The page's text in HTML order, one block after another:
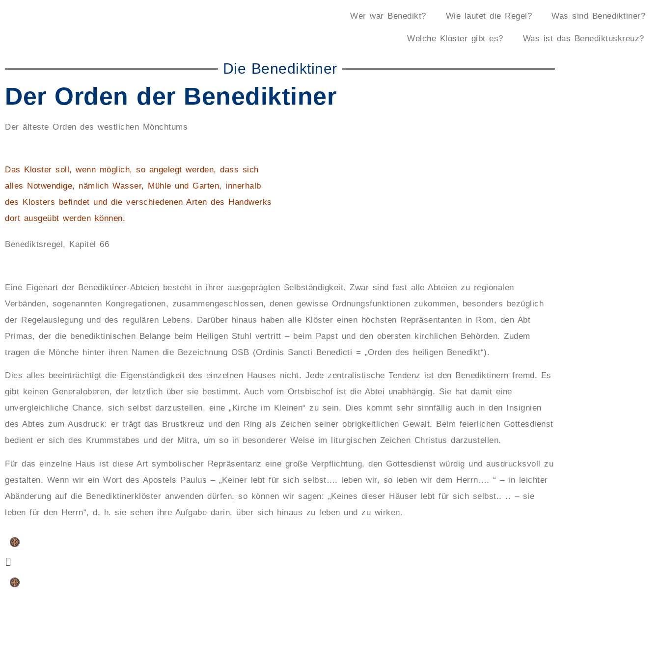
Wer war Benedikt? Wie lautet die Regel? Was sind Benediktiner?
Welche Klöster gibt es? Was ist das Benediktuskreuz?
Die Benediktiner
Der Orden der Benediktiner
Der älteste Orden des westlichen Mönchtums
Das Kloster soll, wenn möglich, so angelegt werden, dass sich
alles Notwendige, nämlich Wasser, Mühle und Garten, innerhalb
des Klosters befindet und die verschiedenen Arten des Handwerks
dort ausgeübt werden können.
Benediktsregel, Kapitel 66
Eine Eigenart der Benediktiner-Abteien besteht in ihrer ausgeprägten Selbständigkeit. Zwar sind fast alle Abteien zu regionalen
Verbänden, sogenannten Kongregationen, zusammengeschlossen, denen gewisse Ordnungsfunktionen zukommen, besonders bezüglich
der Regelauslegung und des regulären Lebens. Darüber hinaus haben alle Klöster einen höchsten Repräsentanten in Rom, den Abt
Primas, der die benediktinischen Belange beim Heiligen Stuhl vertritt – beim Papst und den obersten kirchlichen Behörden. Zudem
tragen die Mönche hinter ihren Namen die Bezeichnung OSB (Ordinis Sancti Benedicti = „Orden des heiligen Benedikt“).
Dies alles beeinträchtigt die Eigenständigkeit des einzelnen Hauses nicht. Jede zentralistische Tendenz ist den Benediktinern fremd. Es
gibt keinen Generaloberen, der letztlich über sie bestimmt. Auch vom Ortsbischof ist die Abtei unabhängig. Sie hat damit eine
unvergleichliche Chance, sich selbst darzustellen, eine „Kirche im Kleinen“ zu sein. Dies kommt sehr sinnfällig auch in den Insignien
des Abtes zum Ausdruck: er trägt das Brustkreuz und den Ring als Zeichen seiner obrigkeitlichen Gewalt. Beim feierlichen Gottesdienst
bedient er sich des Krummstabes und der Mitra, um so in besonderer Weise im liturgischen Zeichen Christus darzustellen.
Für das einzelne Haus ist diese Art symbolischer Repräsentanz eine große Verpflichtung, den Gottesdienst würdig und ausdrucksvoll zu
gestalten. Wenn wir ein Wort des Apostels Paulus – „Keiner lebt für sich selbst…. leben wir, so leben wir dem Herrn…. “ – in leichter
Abänderung auf die Benediktinerklöster anwenden dürfen, so können wir sagen: „Keines dieser Häuser lebt für sich selbst.. .. – sie
leben für den Herrn“, d. h. sie sehen ihre Aufgabe darin, über sich hinaus zu leben und zu wirken.